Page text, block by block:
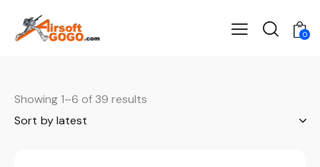
0
Showing 1–6 of 39 results